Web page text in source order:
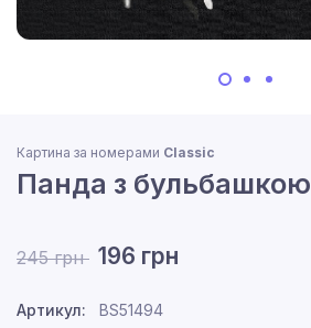
Картина за номерами Classic
Панда з бульбашкою
245 грн 196 грн
Артикул:
BS51494